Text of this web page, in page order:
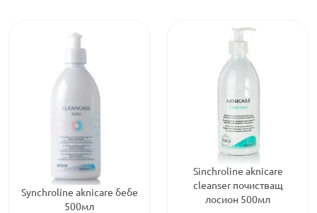
Synchroline aknicare бебе
500мл
Sinchroline aknicare
cleanser почистващ
лосион 500мл